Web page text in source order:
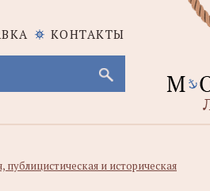
КОНТАКТЫ
публицистическая и историческая